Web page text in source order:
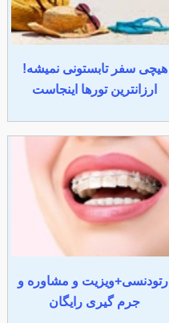
هیچی سفر تابستونی نمیشه!
ارزانترین تورها اینجاست
ارتودنسی+ویزیت و مشاوره و
جرم گیری رایگان